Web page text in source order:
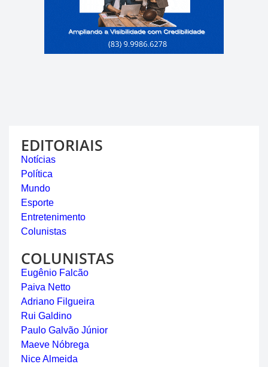
EDITORIAIS
Notícias
Política
Mundo
Esporte
Entretenimento
Colunistas
COLUNISTAS
Eugênio Falcão
Paiva Netto
Adriano Filgueira
Rui Galdino
Paulo Galvão Júnior
Maeve Nóbrega
Nice Almeida